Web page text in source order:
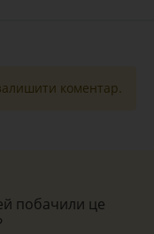
коментар.
побачили це